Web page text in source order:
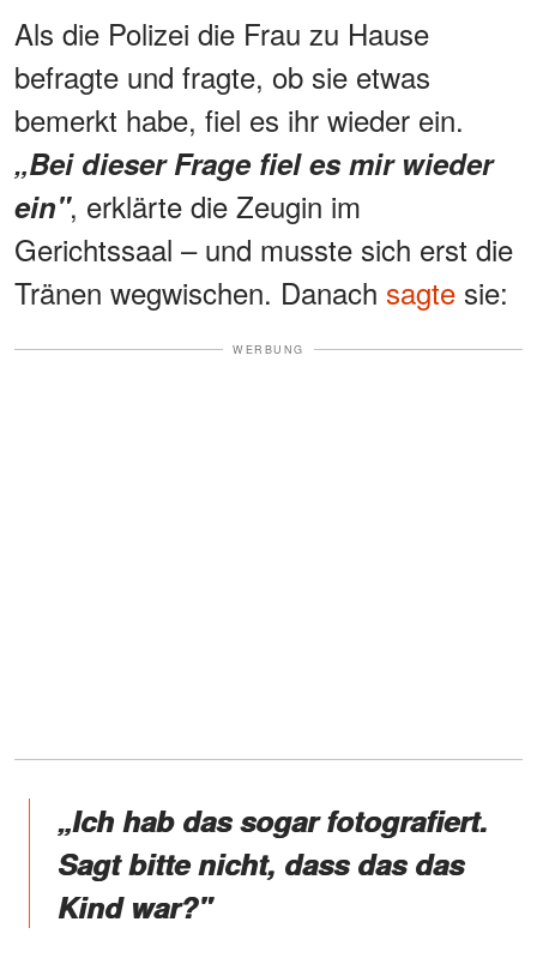
Als die Polizei die Frau zu Hause
befragte und fragte, ob sie etwas
bemerkt habe, fiel es ihr wieder ein.
„Bei dieser Frage fiel es mir wieder
ein", erklärte die Zeugin im
Gerichtssaal – und musste sich erst die
Tränen wegwischen. Danach sagte sie:
WERBUNG
„Ich hab das sogar fotografiert.
Sagt bitte nicht, dass das das
Kind war?"